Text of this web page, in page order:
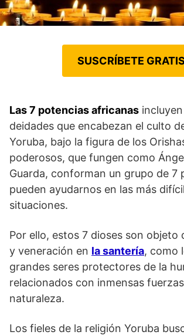
SUSCRÍBETE GRATIS
Las 7 potencias africanas
deidades que encabezan el culto
Yoruba, bajo la figura de los
poderosos, que fungen como
Guarda, conforman un grupo de 7
pueden ayudarnos en las más
situaciones.
Por ello, estos 7 dioses son objeto
y veneración en la santería, como
grandes seres protectores de la
relacionados con inmensas
naturaleza.
Los fieles de la religión Yoruba